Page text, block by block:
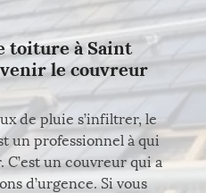
toiture à Saint
le couvreur
de pluie s’infiltrer, le
un professionnel à qui
C’est un couvreur qui a
d’urgence. Si vous